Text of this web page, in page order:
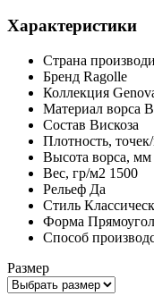
Характеристики
Страна
Бренд Ragolle
Коллекция
Материал ворса
Состав Вискоза
Плотность,
Высота ворса, мм
Вес, гр/м2 1500
Рельеф Да
Стиль
Форма
Способ
Размер